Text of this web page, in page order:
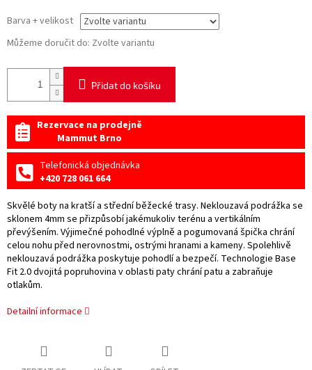
Barva + velikost
Můžeme doručit do: Zvolte variantu
Přidat do košíku
Rezervace na prodejně
Mammut Brno
Telefonická objednávka
+420 728 061 664
Skvělé boty na kratší a střední běžecké trasy. Neklouzavá podrážka se
sklonem 4mm se přizpůsobí jakémukoliv terénu a vertikálním
převýšením. Výjimečné pohodlné výplně a pogumovaná špička chrání
celou nohu před nerovnostmi, ostrými hranami a kameny. Spolehlivě
neklouzavá podrážka poskytuje pohodlí a bezpečí. Technologie Base
Fit 2.0 dvojitá popruhovina v oblasti paty chrání patu a zabraňuje
otlakům.
Detailní informace